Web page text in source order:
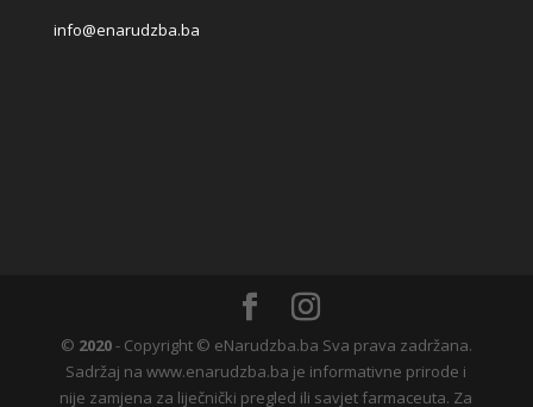
info@enarudzba.ba
© 2020- Copyright © eNarudzba.ba Sva prava zadržana.
Sadržaj na www.enarudzba.ba je informativne prirode i
nije zamjena za liječnički pregled ili savjet farmaceuta. Za